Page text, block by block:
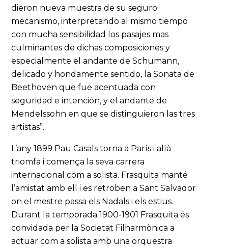
dieron nueva muestra de su seguro
mecanismo, interpretando al mismo tiempo
con mucha sensibilidad los pasajes mas
culminantes de dichas composiciones y
especialmente el andante de Schumann,
delicado y hondamente sentido, la Sonata de
Beethoven que fue acentuada con
seguridad e intención, y el andante de
Mendelssohn en que se distinguieron las tres
artistas”.
L’any 1899 Pau Casals torna a París i allà
triomfa i comença la seva carrera
internacional com a solista. Frasquita manté
l’amistat amb ell i es retroben a Sant Salvador
on el mestre passa els Nadals i els estius.
Durant la temporada 1900-1901 Frasquita és
convidada per la Societat Filharmònica a
actuar com a solista amb una orquestra